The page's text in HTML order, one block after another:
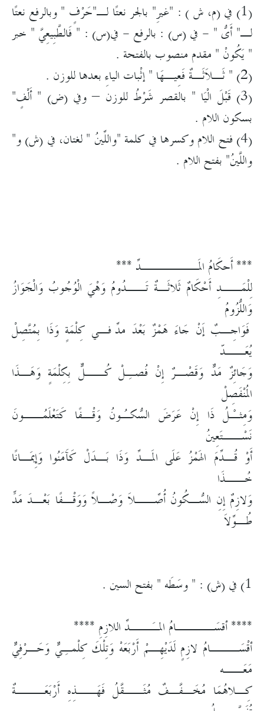
(1) في (م، ش ) : "غيرِ" بالجر نعتًا لـ"حَرْفٍ " وبالرفع نعتًا
لـ" أَىُّ " - في (س) : بالرفع - في(س) : " فَالطَّبِيعِيَّ " خبر
" يَكُونْ " مقدم منصوب بالفتحة .
(2) " ثَـلاَثَـةٌ فَعِيـهَا " إثْبات الياءِ بعدها للوزن .
(3) قَبْلَ الْيَا " بالقصر شَرْطُ للوزن – وفي (ض) " أَلْفٍ"
بسكون اللام .
(4) فتح اللام وكسرها في كلمة "واللِّينُ " لغتان، في (ش) و"
واللَّينُ" بفتح اللام .
*** أَحكَامُ المَــــــدِّ ***
لِلْمَــدِ أَحْكَامٌ ثَلاثَـةٌ تَــدُومُ وَهْيَ الْوُجُوبُ وَالْجَوَازُ
وَاللُّزُومُ
فَوَاجِـبٌ إَنْ جَاءَ هَمْزٌ بَعْدَ مدّ فِـي كِلْمَةٍ وَذَا بِمُتَّصِلْ
يُعَــدّ
وَجَائِزٌ مَدٌّ وَقَصْـرٌ إِنْ فُصـِلْ كُــلٌّ بِكِلْمَةٍ وَهَـذَا
المُنْفَصِلْ
وَمِثـْلُ ذَا إِنْ عَرَضَ السُّكـُونُ وَقْـفًا كَتَعْلَمُــونَ
نَسْــتَعِينُ
أَوْ قُـدِّمَ الهَمْزُ عَلَى المَـدِّ وَذَا بَـدَلْ كَآَمَنُوا وَإِيمَـانًا
خُــذَا
وَلازِمٌ إِنِ السُّـكُونُ أُصِّــلاَ وَصْـلاً وَوَقْـفًا بَعْـدَ مَدٍّ
طُـوِّلاَ
1) في (ش) : " وسَطَه " بفتح السين .
**** أقسَــــامُ المـَــدِّ اللازِمِ ****
أقْسَـــامُ لازِمٍ لَدَيْهِـمْ أَرْبَعَهْ وَتِلْكَ كِلْمـِيٌّ وَحَـرْفِيٌّ
مَعَــه
كِـلاهُمَا مُخَـفَّـفٌ مُثَــقَّلُ فَهَــذِهِ أَرْبَعَـــةٌ